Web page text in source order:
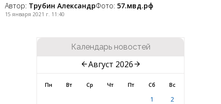
Автор: Трубин АлександрФото: 57.мвд.рф
15 января 2021 г. 11:40
Календарь новостей
Август 2026
Пн Вт Ср Чт Пт Сб Вс
1
2